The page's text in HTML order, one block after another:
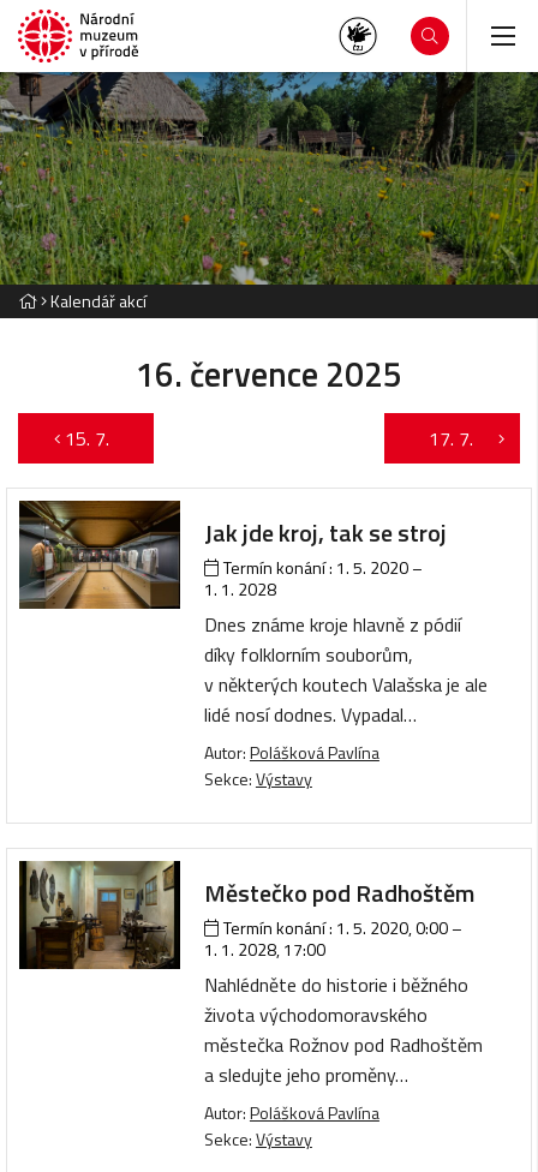
Kalendář akcí
16. července 2025
15. 7. 17. 7.
Jak jde kroj, tak se stroj
Termín konání : 1. 5. 2020–
1. 1. 2028
Dnes známe kroje hlavně z pódií
díky folklorním souborům,
v některých koutech Valašska je ale
lidé nosí dodnes. Vypadal…
Autor:Polášková Pavlína
Sekce:Výstavy
Městečko pod Radhoštěm
Termín konání : 1. 5. 2020, 0:00–
1. 1. 2028, 17:00
Nahlédněte do historie i běžného
života východomoravského
městečka Rožnov pod Radhoštěm
a sledujte jeho proměny…
Autor:Polášková Pavlína
Sekce:Výstavy